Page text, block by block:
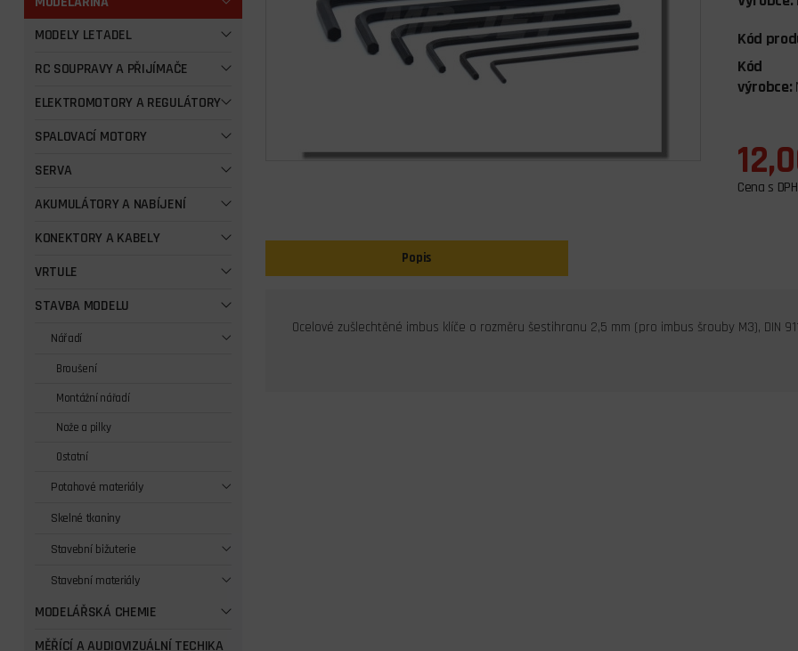
MODELY LETADEL
RC SOUPRAVY A PŘIJÍMAČE
ELEKTROMOTORY A REGULÁTORY
SPALOVACÍ MOTORY
SERVA
AKUMULÁTORY A NABÍJENÍ
KONEKTORY A KABELY
VRTULE
STAVBA MODELU
Nářadí
Broušení
Montážní nářadí
Nože a pilky
Ostatní
Potahové materiály
Skelné tkaniny
Stavební bižuterie
Stavební materiály
MODELÁŘSKÁ CHEMIE
MĚŘÍCÍ A AUDIOVIZUÁLNÍ TECHIKA
Kód
Kód
výrobce:
Cena s DPH
Popis
Ocelové zušlechtěné imbus klíče o rozměru šestihranu 2,5 mm (pro imbus šrouby M3), DIN